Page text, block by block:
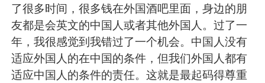
English 简体中文
繁體中文 Español
العربية Français
了很多时间，很多钱在外国酒吧里面，身边的朋
友都是会英文的中国人或者其他外国人。过了一
年，我很感觉到我错过了一个机会。中国人没有
适应外国人的在中国的条件，但我们外国人都有
适应中国人的条件的责任。这就是最起码得尊重